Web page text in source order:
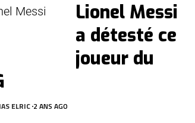
Lionel Messi
a détesté ce
joueur du
ELRIC 2 ANS AGO